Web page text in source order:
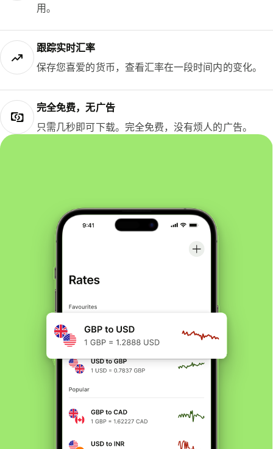
用。
跟踪实时汇率
保存您喜爱的货币，查看汇率在一段时间内的变化。
完全免费，无广告
只需几秒即可下载。完全免费，没有烦人的广告。